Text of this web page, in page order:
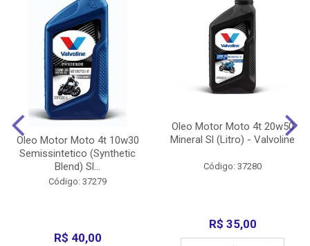
Oleo Motor Moto 4t 10w30
Semissintetico (Synthetic
Blend) Sl...
Código: 37279
R$ 40,00
Oleo Motor Moto 4t 20w50
Mineral Sl (Litro) - Valvoline
Código: 37280
R$ 35,00